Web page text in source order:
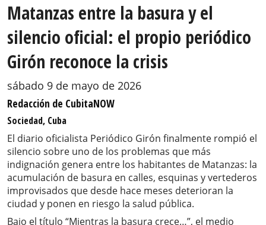
Matanzas entre la basura y el
silencio oficial: el propio periódico
Girón reconoce la crisis
sábado 9 de mayo de 2026
Redacción de CubitaNOW
Sociedad, Cuba
El diario oficialista Periódico Girón finalmente rompió el
silencio sobre uno de los problemas que más
indignación genera entre los habitantes de Matanzas: la
acumulación de basura en calles, esquinas y vertederos
improvisados que desde hace meses deterioran la
ciudad y ponen en riesgo la salud pública.
Bajo el título “Mientras la basura crece…”, el medio